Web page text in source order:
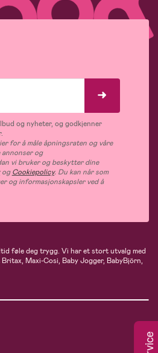
og nyheter, og godkjenner
for å måle åpningsraten og våre
og
vi bruker og beskytter dine
ogCookiepolicy. Du kan når som
og informasjonskapsler ved å
føle deg trygg. Vi har et stort utvalg med
Maxi-Cosi, Baby Jogger, BabyBjörn,